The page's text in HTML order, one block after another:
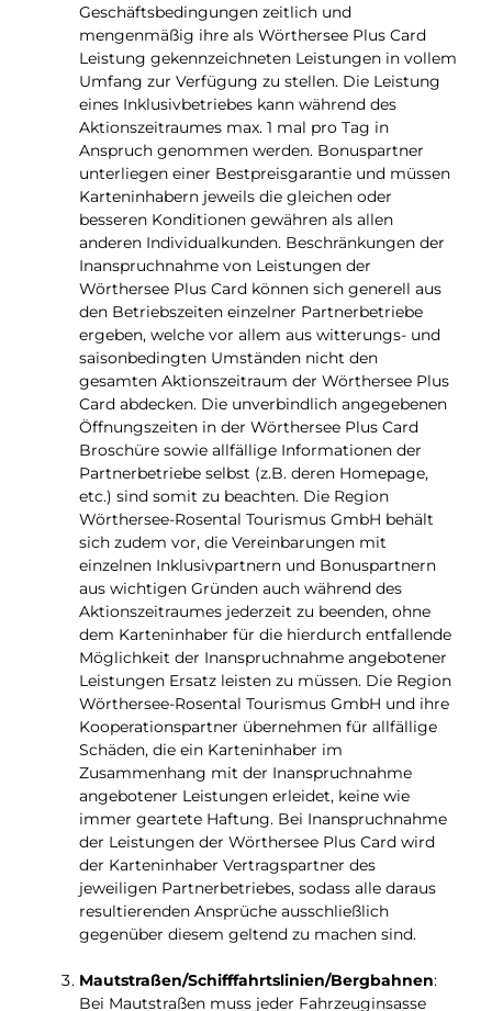
Geschäftsbedingungen zeitlich und
mengenmäßig ihre als Wörthersee Plus Card
Leistung gekennzeichneten Leistungen in vollem
Umfang zur Verfügung zu stellen. Die Leistung
eines Inklusivbetriebes kann während des
Aktionszeitraumes max. 1 mal pro Tag in
Anspruch genommen werden. Bonuspartner
unterliegen einer Bestpreisgarantie und müssen
Karteninhabern jeweils die gleichen oder
besseren Konditionen gewähren als allen
anderen Individualkunden. Beschränkungen der
Inanspruchnahme von Leistungen der
Wörthersee Plus Card können sich generell aus
den Betriebszeiten einzelner Partnerbetriebe
ergeben, welche vor allem aus witterungs- und
saisonbedingten Umständen nicht den
gesamten Aktionszeitraum der Wörthersee Plus
Card abdecken. Die unverbindlich angegebenen
Öffnungszeiten in der Wörthersee Plus Card
Broschüre sowie allfällige Informationen der
Partnerbetriebe selbst (z.B. deren Homepage,
etc.) sind somit zu beachten. Die Region
Wörthersee-Rosental Tourismus GmbH behält
sich zudem vor, die Vereinbarungen mit
einzelnen Inklusivpartnern und Bonuspartnern
aus wichtigen Gründen auch während des
Aktionszeitraumes jederzeit zu beenden, ohne
dem Karteninhaber für die hierdurch entfallende
Möglichkeit der Inanspruchnahme angebotener
Leistungen Ersatz leisten zu müssen. Die Region
Wörthersee-Rosental Tourismus GmbH und ihre
Kooperationspartner übernehmen für allfällige
Schäden, die ein Karteninhaber im
Zusammenhang mit der Inanspruchnahme
angebotener Leistungen erleidet, keine wie
immer geartete Haftung. Bei Inanspruchnahme
der Leistungen der Wörthersee Plus Card wird
der Karteninhaber Vertragspartner des
jeweiligen Partnerbetriebes, sodass alle daraus
resultierenden Ansprüche ausschließlich
gegenüber diesem geltend zu machen sind.
Mautstraßen/Schifffahrtslinien/Bergbahnen:
Bei Mautstraßen muss jeder Fahrzeuginsasse